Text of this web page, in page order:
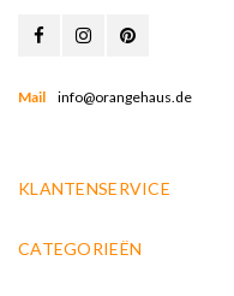
Mail info@orangehaus.de
KLANTENSERVICE
CATEGORIEËN